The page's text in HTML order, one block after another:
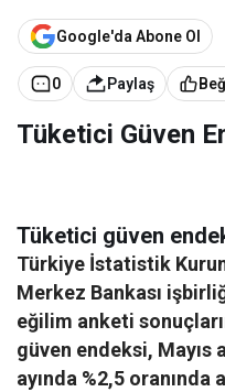
Google'da Abone Ol
0 Paylaş
Tüketici Güven
Tüketici güven
Türkiye İstatistik
Merkez Bankası
eğilim anketi
güven endeksi, Mayıs
ayında %2,5